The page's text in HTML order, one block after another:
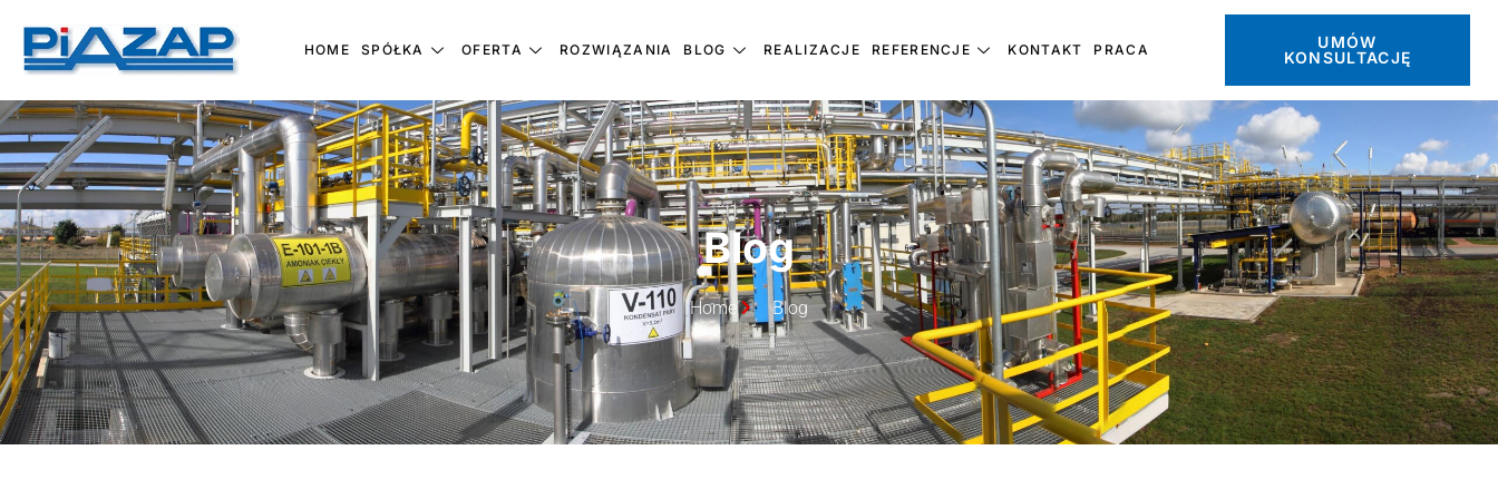
HOME SPÓŁKA OFERTA ROZWIĄZANIA BLOG REALIZACJE REFERENCJE KONTAKT PRACA
UMÓW
KONSULTACJĘ
Blog
Home Blog